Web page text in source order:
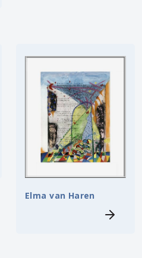
Elma van Haren